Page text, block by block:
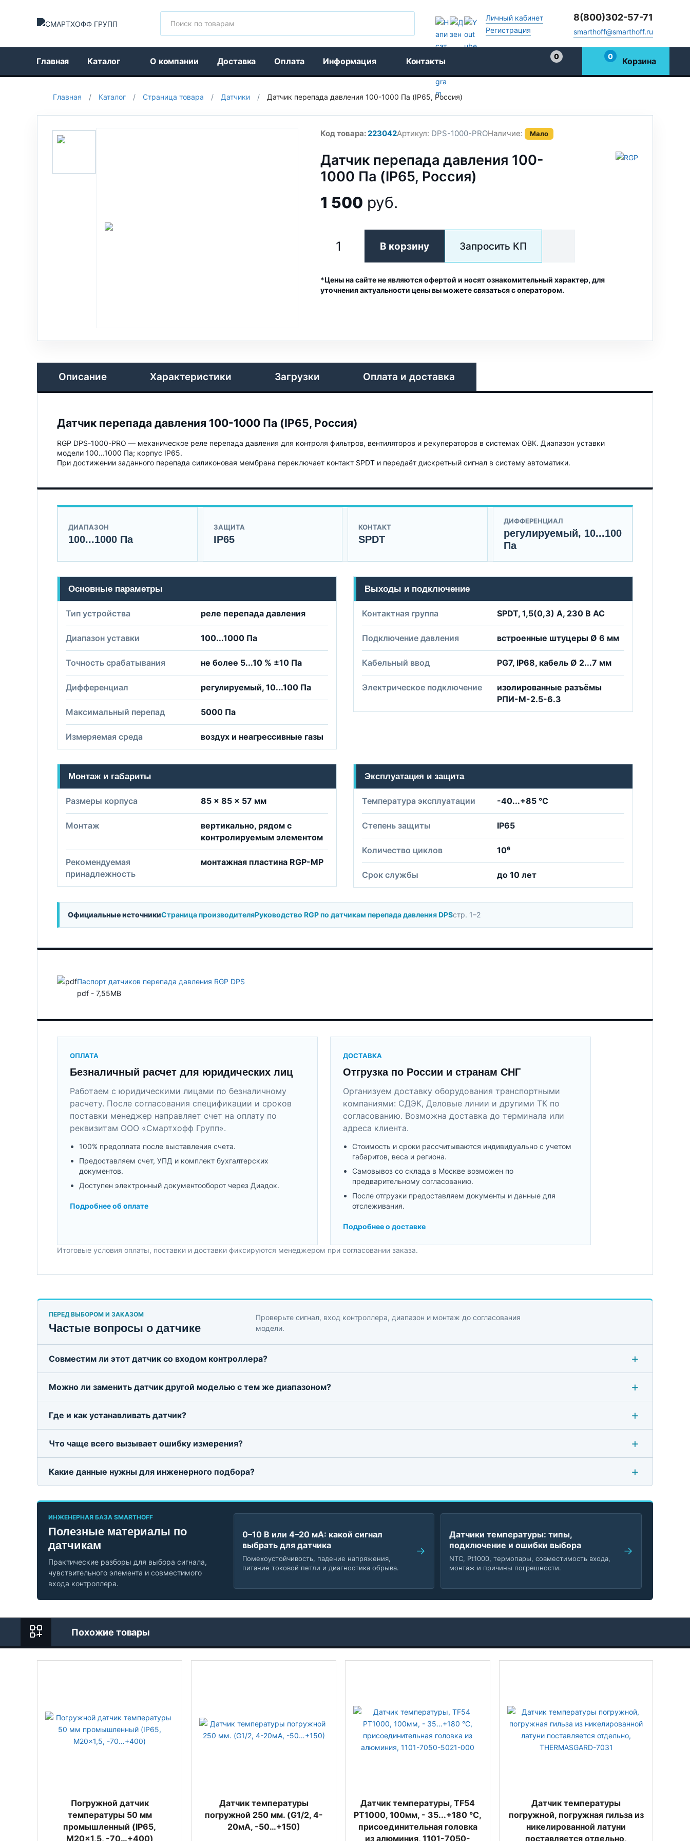
Личный кабинет
Регистрация
8(800)302-57-71
smarthoff@smarthoff.ru
Главная Каталог О компании Доставка Оплата Информация Контакты
0
0 Корзина
Главная / Каталог / Страница товара / Датчики / Датчик перепада давления 100-1000 Па (IP65, Россия)
Код товара:223042Артикул: DPS-1000-PROНаличие: Мало
Датчик перепада давления 100-
1000 Па (IP65, Россия)
1 500 руб.
В корзину Запросить КП
*Цены на сайте не являются офертой и носят ознакомительный характер, для
уточнения актуальности цены вы можете связаться с оператором.
Описание Характеристики Загрузки Оплата и доставка
Датчик перепада давления 100-1000 Па (IP65, Россия)
RGP DPS-1000-PRO — механическое реле перепада давления для контроля фильтров, вентиляторов и рекуператоров в системах ОВК. Диапазон уставки
модели 100...1000 Па; корпус IP65.
При достижении заданного перепада силиконовая мембрана переключает контакт SPDT и передаёт дискретный сигнал в систему автоматики.
ДИАПАЗОН
100...1000 Па
ЗАЩИТА
IP65
КОНТАКТ
SPDT
ДИФФЕРЕНЦИАЛ
регулируемый, 10...100
Па
Основные параметры
Тип устройства реле перепада давления
Диапазон уставки 100...1000 Па
Точность срабатывания не более 5...10 % ±10 Па
Дифференциал регулируемый, 10...100 Па
Максимальный перепад 5000 Па
Измеряемая среда воздух и неагрессивные газы
Выходы и подключение
Контактная группа SPDT, 1,5(0,3) А, 230 В AC
Подключение давления встроенные штуцеры Ø 6 мм
Кабельный ввод PG7, IP68, кабель Ø 2...7 мм
Электрическое подключение
изолированные разъёмы
РПИ-М-2.5-6.3
Монтаж и габариты
Размеры корпуса 85 × 85 × 57 мм
Монтаж
вертикально, рядом с
контролируемым элементом
Рекомендуемая
принадлежность
монтажная пластина RGP-MP
Эксплуатация и защита
Температура эксплуатации -40...+85 °C
Степень защиты IP65
Количество циклов 10⁶
Срок службы до 10 лет
Официальные источникиСтраница производителяРуководство RGP по датчикам перепада давления DPSстр. 1–2
Паспорт датчиков перепада давления RGP DPS
pdf - 7,55MB
ОПЛАТА
Безналичный расчет для юридических лиц
Работаем с юридическими лицами по безналичному
расчету. После согласования спецификации и сроков
поставки менеджер направляет счет на оплату по
реквизитам ООО «Смартхофф Групп».
100% предоплата после выставления счета.
Предоставляем счет, УПД и комплект бухгалтерских
документов.
Доступен электронный документооборот через Диадок.
Подробнее об оплате
ДОСТАВКА
Отгрузка по России и странам СНГ
Организуем доставку оборудования транспортными
компаниями: СДЭК, Деловые линии и другими ТК по
согласованию. Возможна доставка до терминала или
адреса клиента.
Стоимость и сроки рассчитываются индивидуально с учетом
габаритов, веса и региона.
Самовывоз со склада в Москве возможен по
предварительному согласованию.
После отгрузки предоставляем документы и данные для
отслеживания.
Подробнее о доставке
Итоговые условия оплаты, поставки и доставки фиксируются менеджером при согласовании заказа.
ПЕРЕД ВЫБОРОМ И ЗАКАЗОМ
Частые вопросы о датчике
Проверьте сигнал, вход контроллера, диапазон и монтаж до согласования
модели.
Совместим ли этот датчик со входом контроллера?
Можно ли заменить датчик другой моделью с тем же диапазоном?
Где и как устанавливать датчик?
Что чаще всего вызывает ошибку измерения?
Какие данные нужны для инженерного подбора?
ИНЖЕНЕРНАЯ БАЗА SMARTHOFF
Полезные материалы по
датчикам
Практические разборы для выбора сигнала,
чувствительного элемента и совместимого
входа контроллера.
0–10 В или 4–20 мА: какой сигнал
выбрать для датчика
Помехоустойчивость, падение напряжения,
питание токовой петли и диагностика обрыва.
Датчики температуры: типы,
подключение и ошибки выбора
NTC, Pt1000, термопары, совместимость входа,
монтаж и причины погрешности.
Похожие товары
Погружной датчик
температуры 50 мм
промышленный (IP65,
M20x1,5, -70…+400)
Датчик температуры
погружной 250 мм. (G1/2, 4-
20мА, -50…+150)
Датчик температуры, TF54
PT1000, 100мм, - 35...+180 °C,
присоединительная головка
из алюминия, 1101-7050-
Датчик температуры
погружной, погружная гильза из
никелированной латуни
поставляется отдельно,